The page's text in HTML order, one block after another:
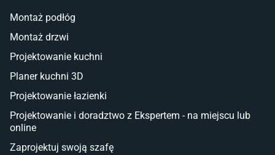
Taras i balkon
Deski tarasowe kompozytowe
Sztuczna trawa miękka
Koce i pledy
Płytki na balkon
Lampy stojące LED
Płytki
Montaż podłóg
Montaż drzwi
Projektowanie kuchni
Planer kuchni 3D
Projektowanie łazienki
Projektowanie i doradztwo z Ekspertem - na miejscu lub
online
Zaprojektuj swoją szafę